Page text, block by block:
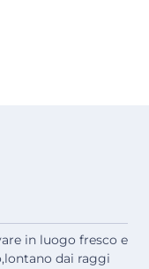
in luogo fresco e
dai raggi